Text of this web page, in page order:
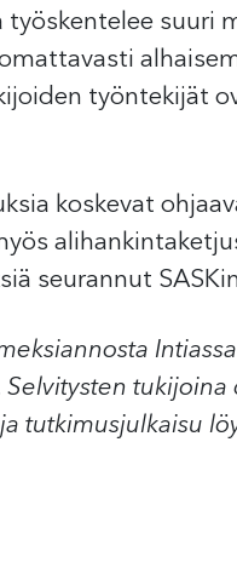
suuri
työntekijät
koskevat
seurannut
tutkimusjulkaisu